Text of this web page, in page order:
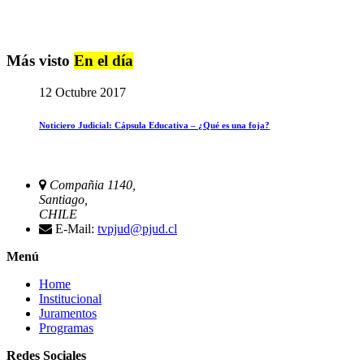
Más visto En el día
12 Octubre 2017
Noticiero Judicial: Cápsula Educativa – ¿Qué es una foja?
Compañia 1140,
Santiago,
CHILE
E-Mail: tvpjud@pjud.cl
Menú
Home
Institucional
Juramentos
Programas
Redes Sociales